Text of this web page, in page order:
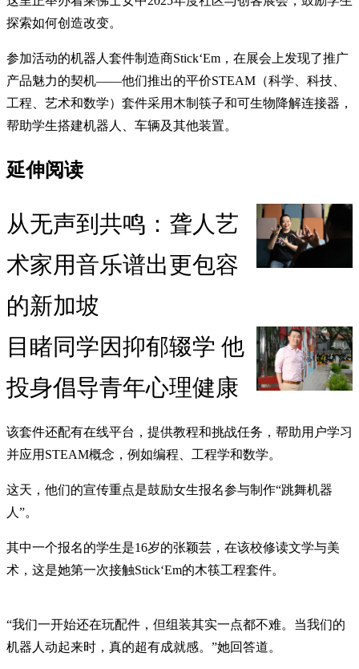
探索如何创造改变。
参加活动的机器人套件制造商Stick‘Em，在展会上发现了推广
产品魅力的契机——他们推出的平价STEAM（科学、科技、
工程、艺术和数学）套件采用木制筷子和可生物降解连接器，
帮助学生搭建机器人、车辆及其他装置。
延伸阅读
从无声到共鸣：聋人艺
术家用音乐谱出更包容
的新加坡
目睹同学因抑郁辍学 他
投身倡导青年心理健康
该套件还配有在线平台，提供教程和挑战任务，帮助用户学习
并应用STEAM概念，例如编程、工程学和数学。
这天，他们的宣传重点是鼓励女生报名参与制作“跳舞机器
人”。
其中一个报名的学生是16岁的张颖芸，在该校修读文学与美
术，这是她第一次接触Stick‘Em的木筷工程套件。
“我们一开始还在玩配件，但组装其实一点都不难。当我们的
机器人动起来时，真的超有成就感。”她回答道。